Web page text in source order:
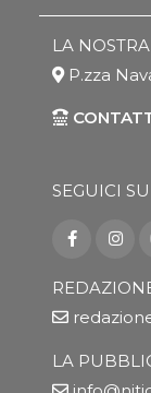
LA
P.zza
SEGUICI SU
LA